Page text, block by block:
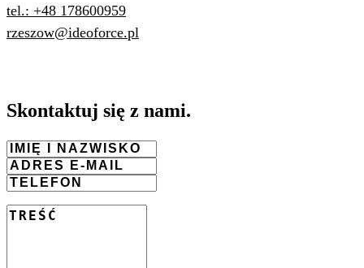
tel.: +48 178600959
rzeszow@ideoforce.pl
Skontaktuj się z nami.